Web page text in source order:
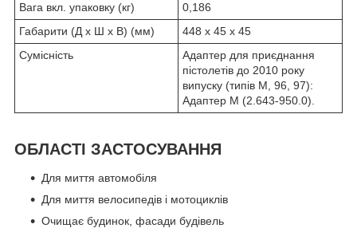
Вага вкл. упаковку (кг)
0,186
Габарити (Д x Ш x В) (мм)
448 x 45 x 45
Сумісність
Адаптер для приєднання
пістолетів до 2010 року
випуску (типів М, 96, 97):
Адаптер M (2.643-950.0).
ОБЛАСТІ ЗАСТОСУВАННЯ
Для миття автомобіля
Для миття велосипедів і мотоциклів
Очищає будинок, фасади будівель